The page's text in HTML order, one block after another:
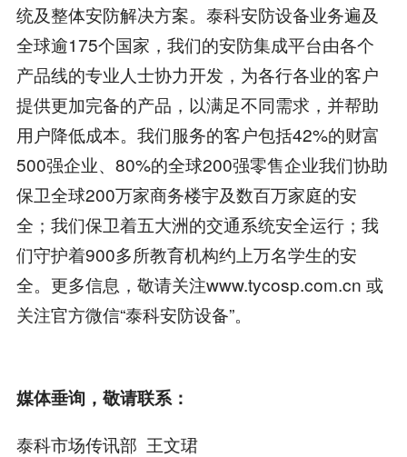
统及整体安防解决方案。泰科安防设备业务遍及
全球逾175个国家，我们的安防集成平台由各个
产品线的专业人士协力开发，为各行各业的客户
提供更加完备的产品，以满足不同需求，并帮助
用户降低成本。我们服务的客户包括42%的财富
500强企业、80%的全球200强零售企业我们协助
保卫全球200万家商务楼宇及数百万家庭的安
全；我们保卫着五大洲的交通系统安全运行；我
们守护着900多所教育机构约上万名学生的安
全。更多信息，敬请关注www.tycosp.com.cn 或
关注官方微信“泰科安防设备”。
媒体垂询，敬请联系：
泰科市场传讯部 王文珺